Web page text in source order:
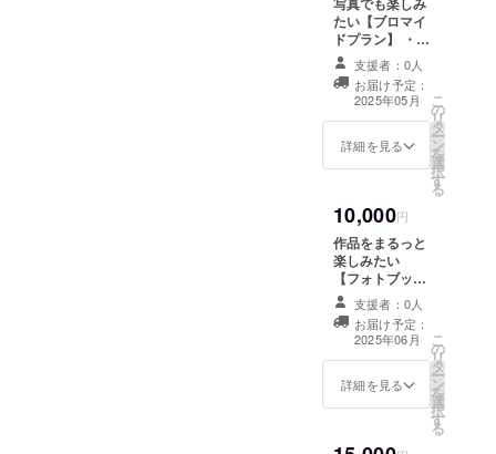
ルを使用したス
テッカーとなる
予定です。 商品
サイズ：最大
6cm×8cm （予
定） ・先行視聴
URL ・未公
開/NGシーン特
別総集編視聴
URL
たい【ブロマイ
ドプラン】 ・お
礼のお手紙 ・メ
ディアアートゼ
ミ展示会/卒業制
作展案内 開催
地：未定（御茶
ノ水近郊） 詳細
メインビジュア
ルを使用したス
テッカーとなる
予定です。 商品
サイズ：最大
6cm×8cm （予
定） ・先行視聴
URL ・未公
開/NGシーン特
別総集編視聴
URL ・ブロマイ
ドセット お届け
支援者：0人
お届け予定：
2025年05月
詳細を見る
こ
の
リ
タ
ー
ン
を
選
択
す
る
10,000円
作品をまるっと
楽しみたい
【フォトブック
プラン】 ・お礼
のお手紙 ・メ
ディアアートゼ
ミ展示会/卒業制
作展案内 開催
地：未定（御茶
ノ水近郊） 詳細
支援者：0人
お届け予定：
2025年06月
詳細を見る
こ
の
リ
タ
ー
ン
を
選
択
す
る